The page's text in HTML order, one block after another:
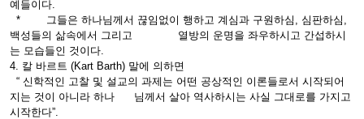
예들이다.
* 그들은 하나님께서 끊임없이 행하고 계심과 구원하심, 심판하심,
백성들의 삶속에서 그리고 열방의 운명을 좌우하시고 간섭하시
는 모습들인 것이다.
4. 칼 바르트 (Kart Barth) 말에 의하면
“ 신학적인 고찰 및 설교의 과제는 어떤 공상적인 이론들로서 시작되어
지는 것이 아니라 하나 님께서 살아 역사하시는 사실 그대로를 가지고
시작한다”.